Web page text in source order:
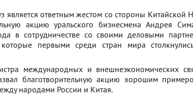
является ответным жестом со стороны Китайской
акцию уральского бизнесмена Андрея
в сотрудничестве со своими деловыми
первыми среди стран мира
международных и внешнеэкономических
благотворительную акцию хорошим
народами России и Китая.